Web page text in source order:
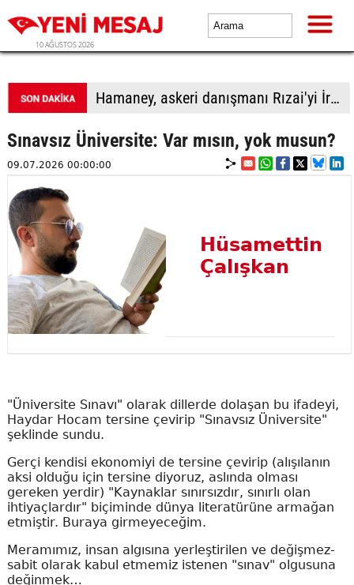
10 AĞUSTOS 2026
Hamaney, askeri danışmanı Rızai'yi İran Ulusal Güvenlik Yüksek Konseyi Genel Sekreteri olarak görevlendirdi
Sınavsız Üniversite: Var mısın, yok musun?
09.07.2026 00:00:00
Hüsamettin
Çalışkan
"Üniversite Sınavı" olarak dillerde dolaşan bu ifadeyi,
Haydar Hocam tersine çevirip "Sınavsız Üniversite"
şeklinde sundu.
Gerçi kendisi ekonomiyi de tersine çevirip (alışılanın
aksi olduğu için tersine diyoruz, aslında olması
gereken yerdir) "Kaynaklar sınırsızdır, sınırlı olan
ihtiyaçlardır" biçiminde dünya literatürüne armağan
etmiştir. Buraya girmeyeceğim.
Meramımız, insan algısına yerleştirilen ve değişmez-
sabit olarak kabul etmemiz istenen "sınav" olgusuna
değinmek…